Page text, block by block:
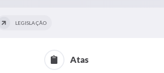
LEGISLAÇÃO
Atas